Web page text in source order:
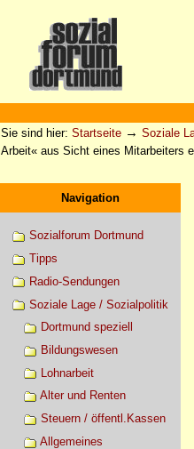
Werkzeuge
Sie sind hier: Startseite → Soziale
Arbeit« aus Sicht eines Mitarbeiters
Navigation
Sozialforum Dortmund
Tipps
Radio-Sendungen
Soziale Lage / Sozialpolitik
Dortmund speziell
Bildungswesen
Lohnarbeit
Alter und Renten
Steuern / öffentl.Kassen
Allgemeines